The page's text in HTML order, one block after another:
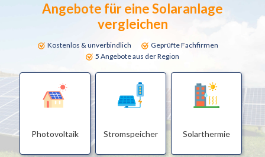
Angebote für eine Solaranlage
vergleichen
Kostenlos & unverbindlich
Geprüfte Fachfirmen
5 Angebote aus der Region
Photovoltaik Stromspeicher Solarthermie